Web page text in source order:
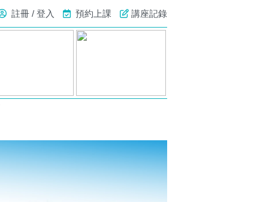
註冊 / 登入 預約上課 講座記錄